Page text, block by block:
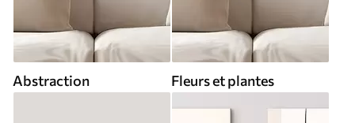
Abstraction Fleurs et plantes